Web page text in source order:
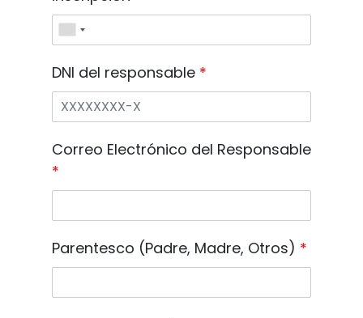
DNI del responsable *
Correo Electrónico del Responsable
*
Parentesco (Padre, Madre, Otros) *